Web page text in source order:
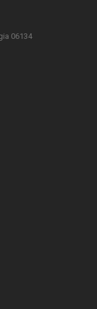
06134